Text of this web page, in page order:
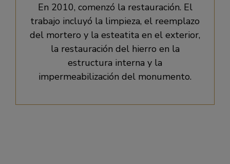
En 2010, comenzó la restauración. El
trabajo incluyó la limpieza, el reemplazo
del mortero y la esteatita en el exterior,
la restauración del hierro en la
estructura interna y la
impermeabilización del monumento.